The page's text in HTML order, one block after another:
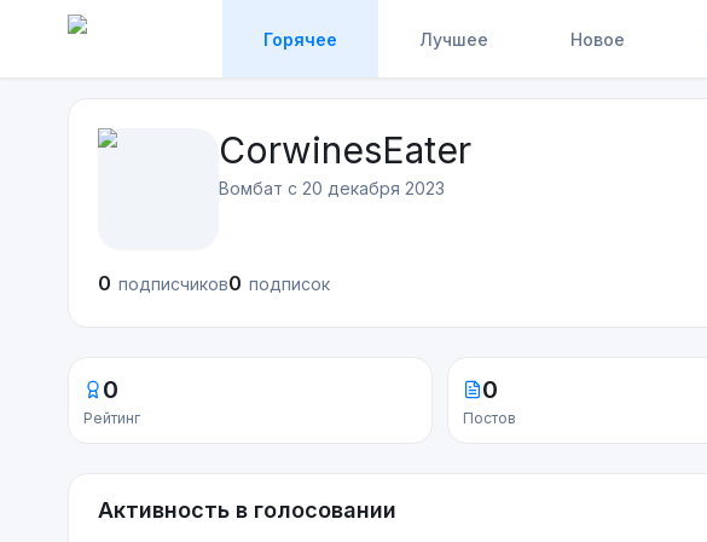
Горячее Лучшее Новое
CorwinesEater
Вомбат с 20 декабря 2023
0 подписчиков0 подписок
0
Рейтинг
0
Постов
Активность в голосовании